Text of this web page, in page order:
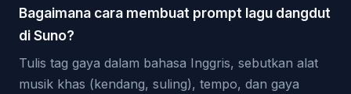
Bagaimana cara membuat prompt lagu dangdut
di Suno?
Tulis tag gaya dalam bahasa Inggris, sebutkan alat
musik khas (kendang, suling), tempo, dan gaya